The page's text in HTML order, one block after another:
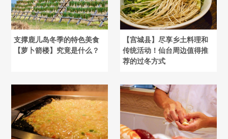
支撑鹿儿岛冬季的特色美食
【萝卜箭楼】究竟是什么？
【宫城县】尽享乡土料理和
传统活动！仙台周边值得推
荐的过冬方式